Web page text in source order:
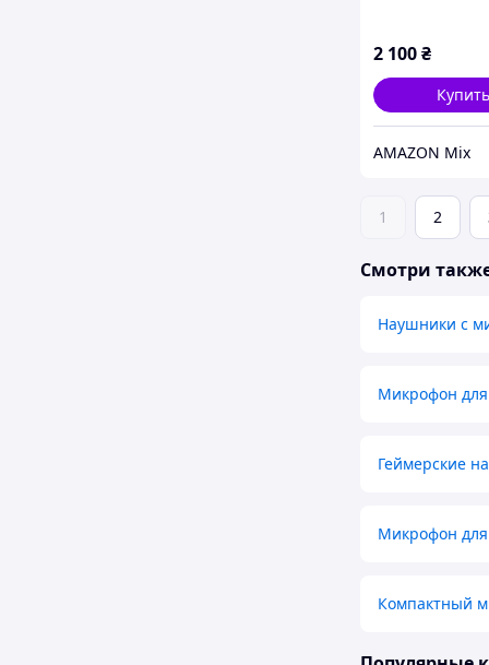
2 100₴
Купить
AMAZON Mix
1 2
Смотри
Наушники с
Микрофон
Геймерские
Микрофон
Компактный